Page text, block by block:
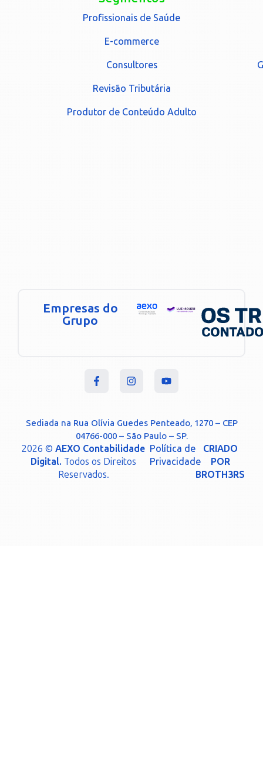
Profissionais de Saúde
E-commerce
Consultores
Revisão Tributária
Produtor de Conteúdo Adulto
Empresas do
Grupo
Sediada na Rua Olívia Guedes Penteado, 1270 – CEP
04766-000 – São Paulo – SP.
2026 ©AEXO Contabilidade
Digital. Todos os Direitos
Reservados.
Política de
Privacidade
CRIADO
POR
BROTH3RS